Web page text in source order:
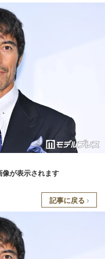
像が表示されます
記事に戻る